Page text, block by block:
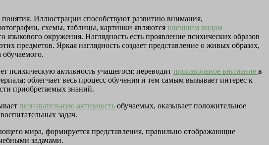
Иллюстрации способствуют развитию внимания,
схемы, таблицы, картинки являются внешним видом
языкового окружения. Наглядность есть проявление психических образов
предметов. Яркая наглядность создает представление о живых образах,
обучаемого.
психическую активность учащегося; переводит произвольное внимание в
облегчает весь процесс обучения и тем самым вызывает интерес к
приобретаемых знаний.
познавательную активность обучаемых, оказывает положительное
задач.
мира, формируется представления, правильно отображающие
задачами.